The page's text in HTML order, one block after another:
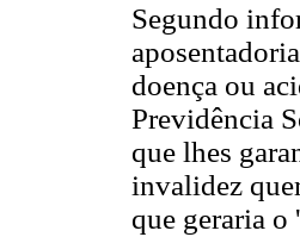
Segundo
doença ou
Previdência
que lhes
invalidez
que geraria o